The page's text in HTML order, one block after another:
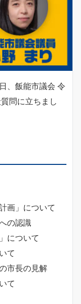
、飯能市議会 令
問に立ちまし
画」について
の認識
について
て
市長の見解
て